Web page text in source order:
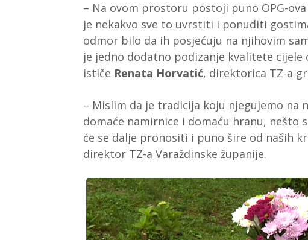
– Na ovom prostoru postoji puno OPG-
je nekakvo sve to uvrstiti i ponuditi
odmor bilo da ih posjećuju na njihovim
je jedno dodatno podizanje kvalitete
ističe Renata Horvatić, direktorica TZ-a
– Mislim da je tradicija koju njegujemo na
domaće namirnice i domaću hranu, nešto
će se dalje pronositi i puno šire od naših
direktor TZ-a Varaždinske županije.